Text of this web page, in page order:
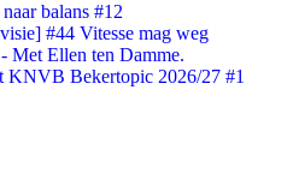
balans #12
#44 Vitesse mag weg
Met Ellen ten Damme.
KNVB Bekertopic 2026/27 #1